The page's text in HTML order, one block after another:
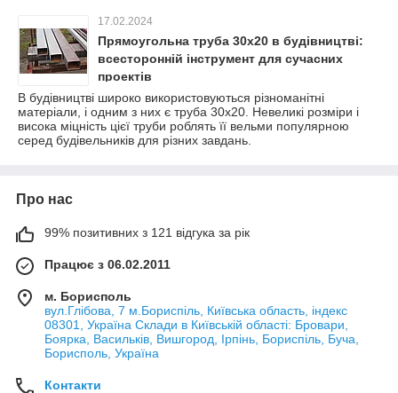
17.02.2024
Прямоугольна труба 30х20 в будівництві:
всесторонній інструмент для сучасних
проектів
В будівництві широко використовуються різноманітні
матеріали, і одним з них є труба 30х20. Невеликі розміри і
висока міцність цієї труби роблять її вельми популярною
серед будівельників для різних завдань.
Про нас
99% позитивних з 121 відгука за рік
Працює з 06.02.2011
м. Борисполь
вул.Глібова, 7 м.Бориспіль, Київська область, індекс
08301, Україна Склади в Київській області: Бровари,
Боярка, Васильків, Вишгород, Ірпінь, Бориспіль, Буча,
Борисполь, Україна
Контакти